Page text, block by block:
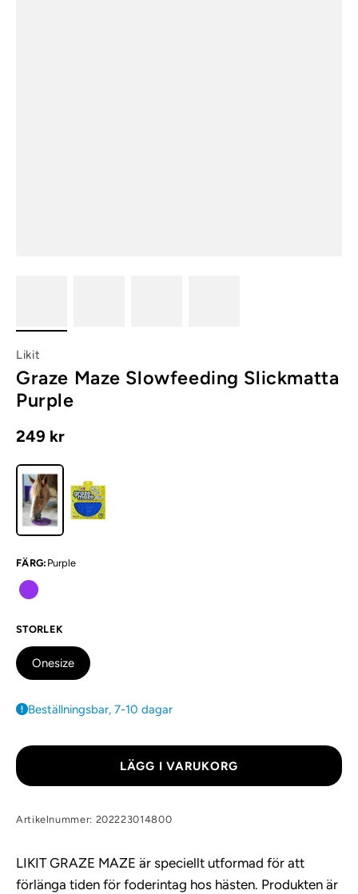
Likit
Graze Maze Slowfeeding Slickmatta
Purple
249 kr
FÄRG: Purple
STORLEK
Onesize
Beställningsbar, 7-10 dagar
LÄGG I VARUKORG
Artikelnummer: 202223014800
LIKIT GRAZE MAZE är speciellt utformad för att
förlänga tiden för foderintag hos hästen. Produkten är